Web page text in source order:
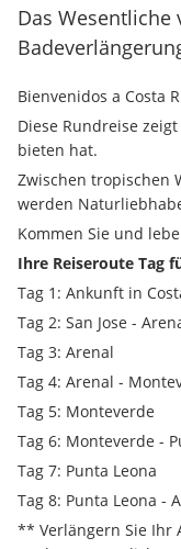
Das Wesentliche
Bienvenidos a Costa
Diese Rundreise
bieten hat.
Zwischen tropischen
werden
Kommen Sie und
Ihre Reiseroute Tag
Tag 1: Ankunft in
Tag 2: San Jose -
Tag 3: Arenal
Tag 4: Arenal -
Tag 5: Monteverde
Tag 6: Monteverde -
Tag 7: Punta Leona
Tag 8: Punta Leona -
** Verlängern Sie Ihr